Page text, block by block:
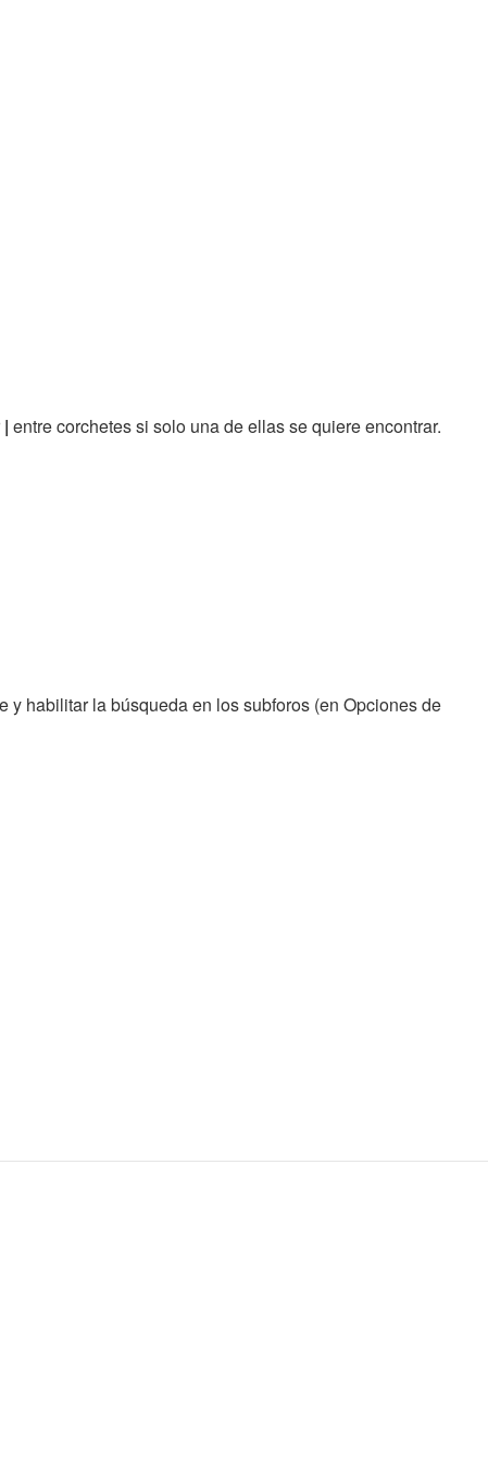
| entre corchetes si solo una de ellas se quiere encontrar.
habilitar la búsqueda en los subforos (en Opciones de